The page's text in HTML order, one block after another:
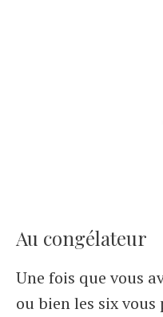
Au congélateur
Une fois que vous
ou bien les six